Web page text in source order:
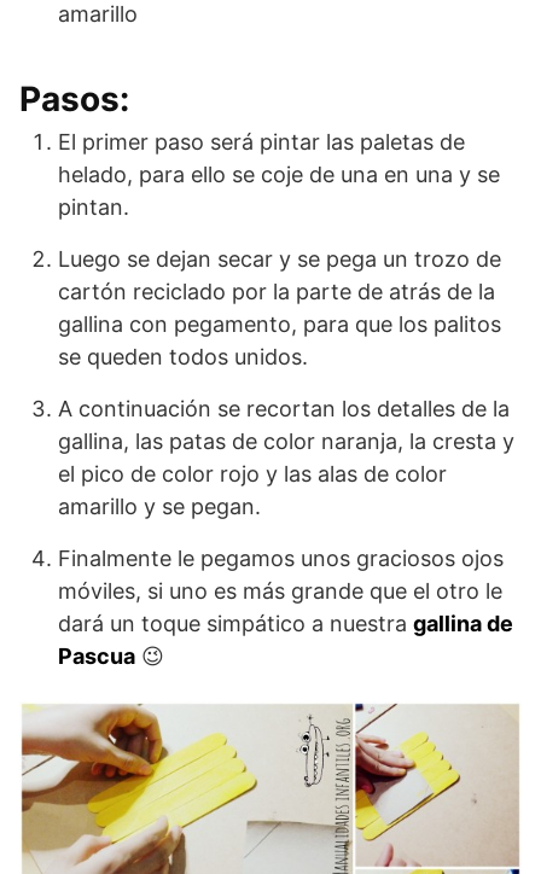
amarillo
Pasos:
El primer paso será pintar las paletas de
helado, para ello se coje de una en una y se
pintan.
Luego se dejan secar y se pega un trozo de
cartón reciclado por la parte de atrás de la
gallina con pegamento, para que los palitos
se queden todos unidos.
A continuación se recortan los detalles de la
gallina, las patas de color naranja, la cresta y
el pico de color rojo y las alas de color
amarillo y se pegan.
Finalmente le pegamos unos graciosos ojos
móviles, si uno es más grande que el otro le
dará un toque simpático a nuestra gallina de
Pascua 😉